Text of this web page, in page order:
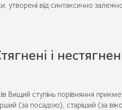
утворені від синтаксично
і
Вищий ступінь порівняння
(за посадою), старіший (за